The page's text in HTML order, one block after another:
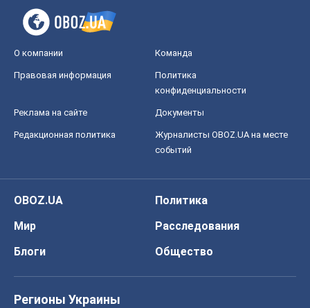
О компании Команда
Правовая информация
Политика
конфиденциальности
Реклама на сайте Документы
Редакционная политика
Журналисты OBOZ.UA на месте
событий
OBOZ.UA
Политика
Мир
Расследования
Блоги
Общество
Регионы Украины